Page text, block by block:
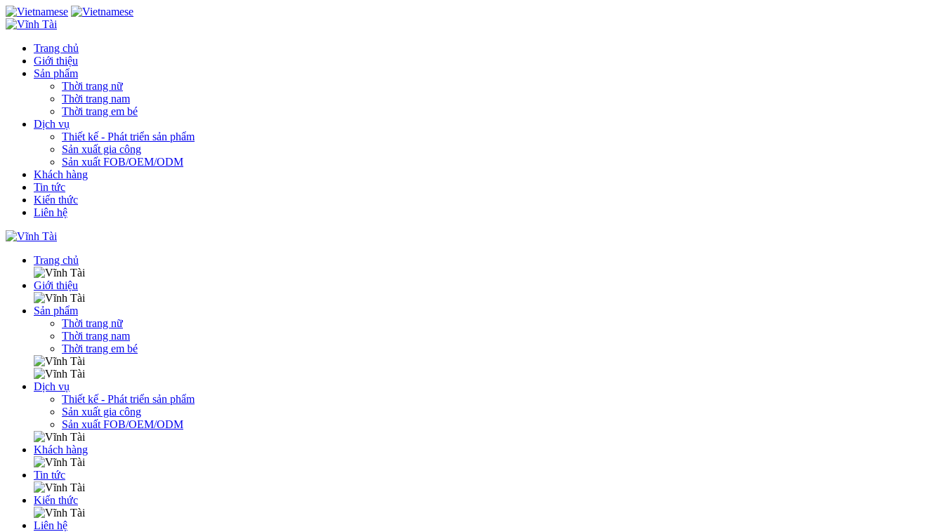
Trang chủ
Giới thiệu
Sản phẩm
Thời trang nữ
Thời trang nam
Thời trang em bé
Dịch vụ
Thiết kế - Phát triển sản phẩm
Sản xuất gia công
Sản xuất FOB/OEM/ODM
Khách hàng
Tin tức
Kiến thức
Liên hệ
Trang chủ
Giới thiệu
Sản phẩm
Thời trang nữ
Thời trang nam
Thời trang em bé
Dịch vụ
Thiết kế - Phát triển sản phẩm
Sản xuất gia công
Sản xuất FOB/OEM/ODM
Khách hàng
Tin tức
Kiến thức
Liên hệ